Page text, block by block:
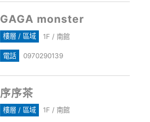
GAGA monster
樓層 / 區域 1F / 南館
電話 0970290139
序序茶
樓層 / 區域 1F / 南館